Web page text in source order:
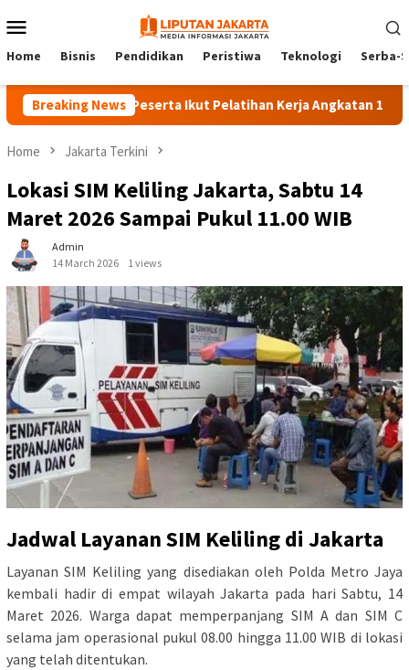
to
Menu
Home Bisnis Pendidikan Peristiwa Teknologi Serba-
Breaking News
140 Peserta Ikut Pelatihan Kerja Angkatan 1 di PPKD
Home Jakarta Terkini
Lokasi SIM Keliling Jakarta, Sabtu 14
Maret 2026 Sampai Pukul 11.00 WIB
Admin
14 March 2026
1 views
Jadwal Layanan SIM Keliling di Jakarta
Layanan SIM Keliling yang disediakan oleh Polda Metro Jaya
kembali hadir di empat wilayah Jakarta pada hari Sabtu, 14
Maret 2026. Warga dapat memperpanjang SIM A dan SIM C
selama jam operasional pukul 08.00 hingga 11.00 WIB di lokasi
yang telah ditentukan.